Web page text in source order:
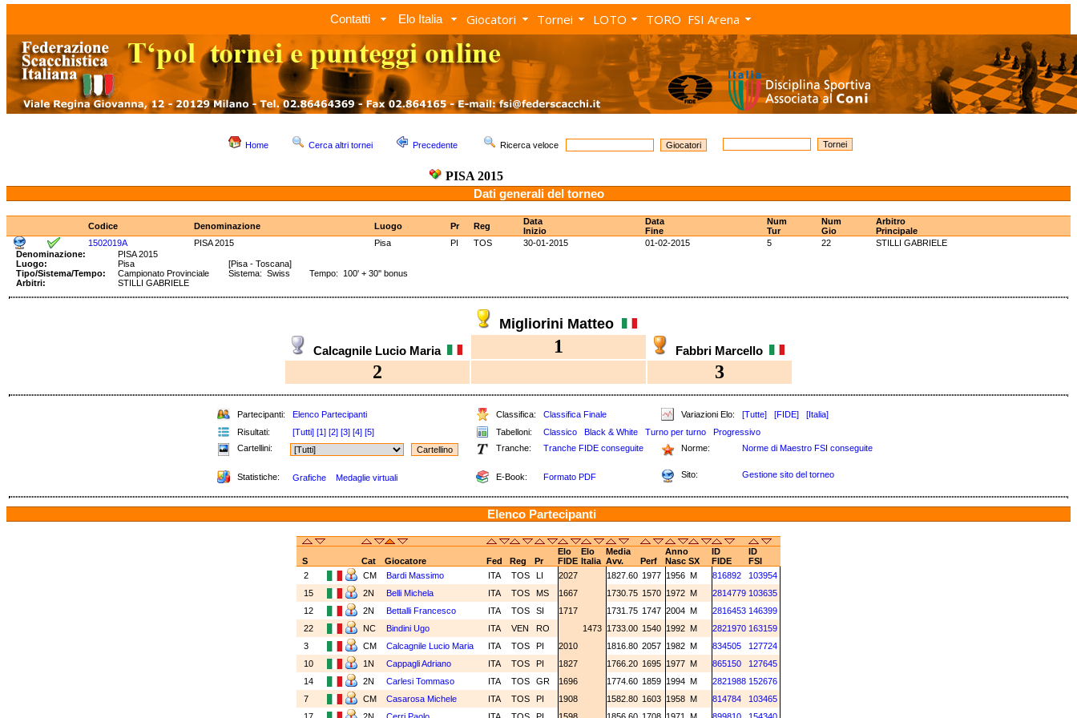
Contatti Elo Italia Giocatori Tornei LOTO TORO FSI Arena
Home Cerca altri tornei Precedente Ricerca veloce
PISA 2015
Dati generali del torneo
Codice Denominazione Luogo Pr Reg
Data
Inizio
Data
Fine
Num
Tur
Num
Gio
Arbitro
Principale
1502019A
PISA 2015 Pisa PI TOS 30-01-2015 01-02-2015 5 22
STILLI GABRIELE
Denominazione:
PISA 2015
Luogo:
Pisa
[Pisa - Toscana]
Tipo/Sistema/Tempo:
Campionato Provinciale Sistema: Swiss Tempo: 100' + 30'' bonus
Arbitri:
STILLI GABRIELE
Migliorini Matteo
Calcagnile Lucio Maria 1 Fabbri Marcello
2 3
Partecipanti: Elenco Partecipanti Classifica: Classifica Finale Variazioni Elo: [Tutte] [FIDE]
[Italia]
Risultati:
[Tutti] [1] [2] [3] [4] [5] Tabelloni: Classico Black & White Turno per turno
Progressivo
Cartellini:
Tranche: Tranche FIDE conseguite Norme: Norme di Maestro FSI conseguite
Statistiche: Grafiche Medaglie virtuali E-Book: Formato PDF Sito: Gestione sito del torneo
Elenco Partecipanti
Elo Elo Media Anno ID
ID
S
Cat Giocatore Fed Reg Pr FIDE Italia Avv. Perf Nasc SX FIDE
FSI
2
CM Bardi Massimo ITA TOS LI 2027 1827.60 1977 1956 M 816892
103954
15
2N Belli Michela ITA TOS MS 1667 1730.75 1570 1972 M 2814779 103635
12
2N Bettalli Francesco ITA TOS SI 1717 1731.75 1747 2004 M 2816453 146399
22
NC Bindini Ugo ITA VEN RO 1473 1733.00 1540 1992 M 2821970 163159
3
CM Calcagnile Lucio Maria ITA TOS PI 2010 1816.80 2057 1982 M 834505
127724
10
1N Cappagli Adriano ITA TOS PI 1827 1766.20 1695 1977 M 865150
127645
14
2N Carlesi Tommaso ITA TOS GR 1696 1774.60 1859 1994 M 2821988 152676
7
CM Casarosa Michele ITA TOS PI 1908 1582.80 1603 1958 M 814784
103465